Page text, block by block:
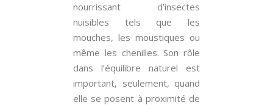
nourrissant d’insectes
nuisibles tels que les
mouches, les moustiques ou
même les chenilles. Son rôle
dans l’équilibre naturel est
important, seulement, quand
elle se posent à proximité de